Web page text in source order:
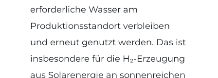
erforderliche Wasser am
Produktionsstandort verbleiben
und erneut genutzt werden. Das ist
insbesondere für die H₂-Erzeugung
aus Solarenergie an sonnenreichen